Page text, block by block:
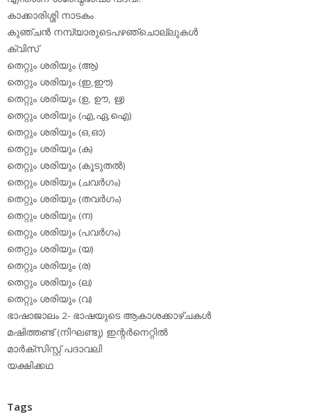
കാക്കാരിശ്ശി നാടകം
കുഞ്ചന്‍ നമ്പ്യാരുടെപഴഞ്ചൊല്ലുകള്‍
ക്വിസ്
തെറ്റും ശരിയും (ആ)
തെറ്റും ശരിയും (ഇ,ഈ)
തെറ്റും ശരിയും (ഉ, ഊ, ഋ)
തെറ്റും ശരിയും (എ,ഏ,ഐ)
തെറ്റും ശരിയും (ഒ,ഓ)
തെറ്റും ശരിയും (ക)
തെറ്റും ശരിയും (കൂടുതല്‍)
തെറ്റും ശരിയും (ചവര്‍ഗം)
തെറ്റും ശരിയും (തവര്‍ഗം)
തെറ്റും ശരിയും (ന)
തെറ്റും ശരിയും (പവര്‍ഗം)
തെറ്റും ശരിയും (യ)
തെറ്റും ശരിയും (ര)
തെറ്റും ശരിയും (ല)
തെറ്റും ശരിയും (വ)
ഭാഷാജാലം 2- ഭാഷയുടെ ആകാശക്കാഴ്ചകള്‍
മഷിത്തണ്ട് (നിഘണ്ടു) ഇന്റര്‍നെറ്റില്‍
മാര്‍ക്‌സിസ്റ്റ് പദാവലി
യക്ഷിക്കഥ
Tags